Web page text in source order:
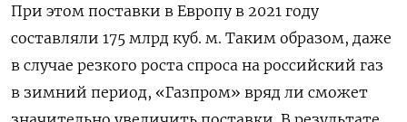
При этом поставки в Европу в 2021 году
составляли 175 млрд куб. м. Таким образом, даже
в случае резкого роста спроса на российский газ
в зимний период, «Газпром» вряд ли сможет